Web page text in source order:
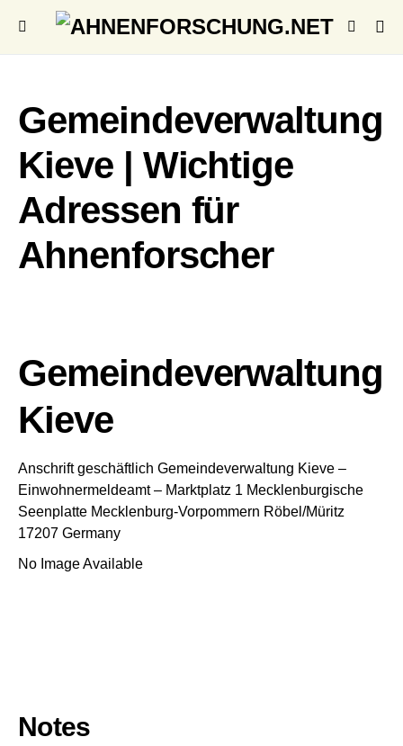
Gemeindeverwaltung
Kieve | Wichtige
Adressen für
Ahnenforscher
Gemeindeverwaltung
Kieve
Anschrift geschäftlich Gemeindeverwaltung Kieve –
Einwohnermeldeamt – Marktplatz 1 Mecklenburgische
Seenplatte Mecklenburg-Vorpommern Röbel/Müritz
17207 Germany
No Image Available
Notes